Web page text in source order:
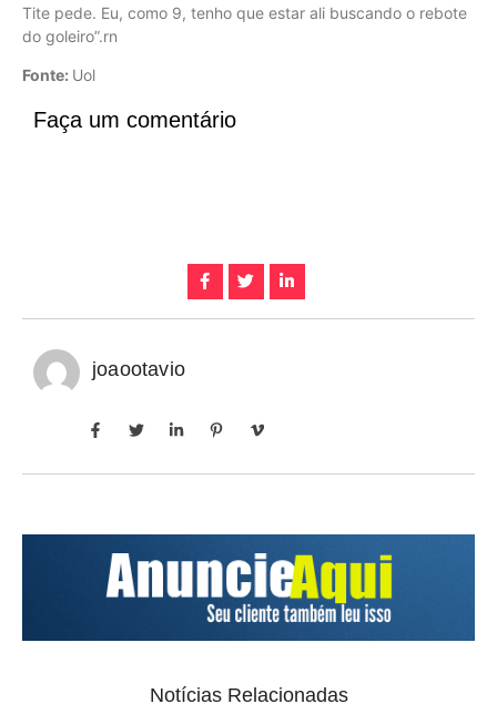
Tite pede. Eu, como 9, tenho que estar ali buscando o rebote
do goleiro”.rn
Fonte: Uol
Faça um comentário
joaootavio
Notícias Relacionadas